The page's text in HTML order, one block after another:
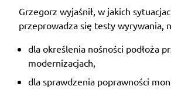
Grzegorz wyjaśnił, w jakich
przeprowadza się testy wyrywania,
dla określenia nośności podłoża
modernizacjach,
dla sprawdzenia poprawności